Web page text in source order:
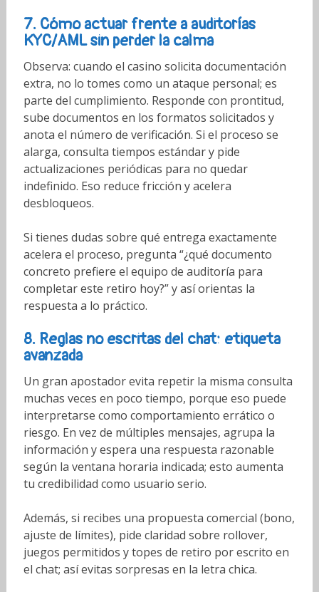
7. Cómo actuar frente a auditorías
KYC/AML sin perder la calma
Observa: cuando el casino solicita documentación
extra, no lo tomes como un ataque personal; es
parte del cumplimiento. Responde con prontitud,
sube documentos en los formatos solicitados y
anota el número de verificación. Si el proceso se
alarga, consulta tiempos estándar y pide
actualizaciones periódicas para no quedar
indefinido. Eso reduce fricción y acelera
desbloqueos.
Si tienes dudas sobre qué entrega exactamente
acelera el proceso, pregunta “¿qué documento
concreto prefiere el equipo de auditoría para
completar este retiro hoy?” y así orientas la
respuesta a lo práctico.
8. Reglas no escritas del chat: etiqueta
avanzada
Un gran apostador evita repetir la misma consulta
muchas veces en poco tiempo, porque eso puede
interpretarse como comportamiento errático o
riesgo. En vez de múltiples mensajes, agrupa la
información y espera una respuesta razonable
según la ventana horaria indicada; esto aumenta
tu credibilidad como usuario serio.
Además, si recibes una propuesta comercial (bono,
ajuste de límites), pide claridad sobre rollover,
juegos permitidos y topes de retiro por escrito en
el chat; así evitas sorpresas en la letra chica.